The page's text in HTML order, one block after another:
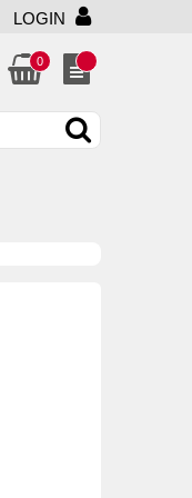
LOGIN
0